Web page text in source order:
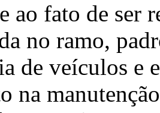
ao fato de ser
no ramo,
de veículos e
na